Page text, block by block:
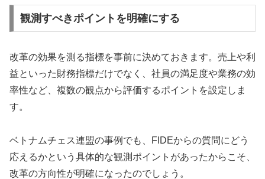
観測すべきポイントを明確にする
改革の効果を測る指標を事前に決めておきます。売上や利
益といった財務指標だけでなく、社員の満足度や業務の効
率性など、複数の観点から評価するポイントを設定しま
す。
ベトナムチェス連盟の事例でも、FIDEからの質問にどう
応えるかという具体的な観測ポイントがあったからこそ、
改革の方向性が明確になったのでしょう。